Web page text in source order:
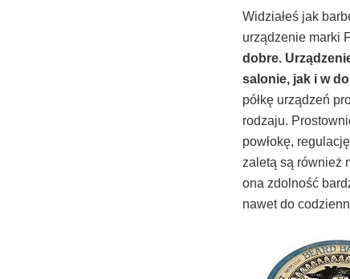
Widziałeś jak
urządzenie marki
dobre.
salonie, jak i w
półkę urządzeń
rodzaju.
powłokę,
zaletą są również
ona zdolność
nawet do